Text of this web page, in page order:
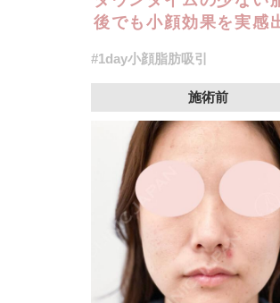
後でも小顔効果を実感
#1day小顔脂肪吸引
施術前